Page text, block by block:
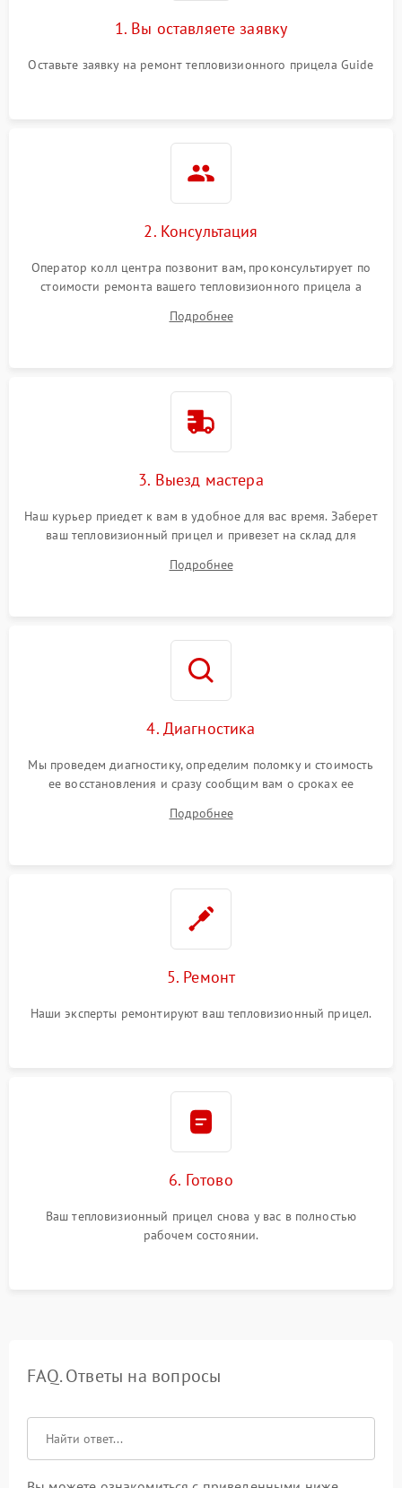
1. Вы оставляете заявку
Оставьте заявку на ремонт тепловизионного прицела Guide
2. Консультация
Оператор колл центра позвонит вам, проконсультирует по
стоимости ремонта вашего тепловизионного прицела а
Подробнее
3. Выезд мастера
Наш курьер приедет к вам в удобное для вас время. Заберет
ваш тепловизионный прицел и привезет на склад для
Подробнее
4. Диагностика
Мы проведем диагностику, определим поломку и стоимость
ее восстановления и сразу сообщим вам о сроках ее
Подробнее
5. Ремонт
Наши эксперты ремонтируют ваш тепловизионный прицел.
6. Готово
Ваш тепловизионный прицел снова у вас в полностью
рабочем состоянии.
FAQ. Ответы на вопросы